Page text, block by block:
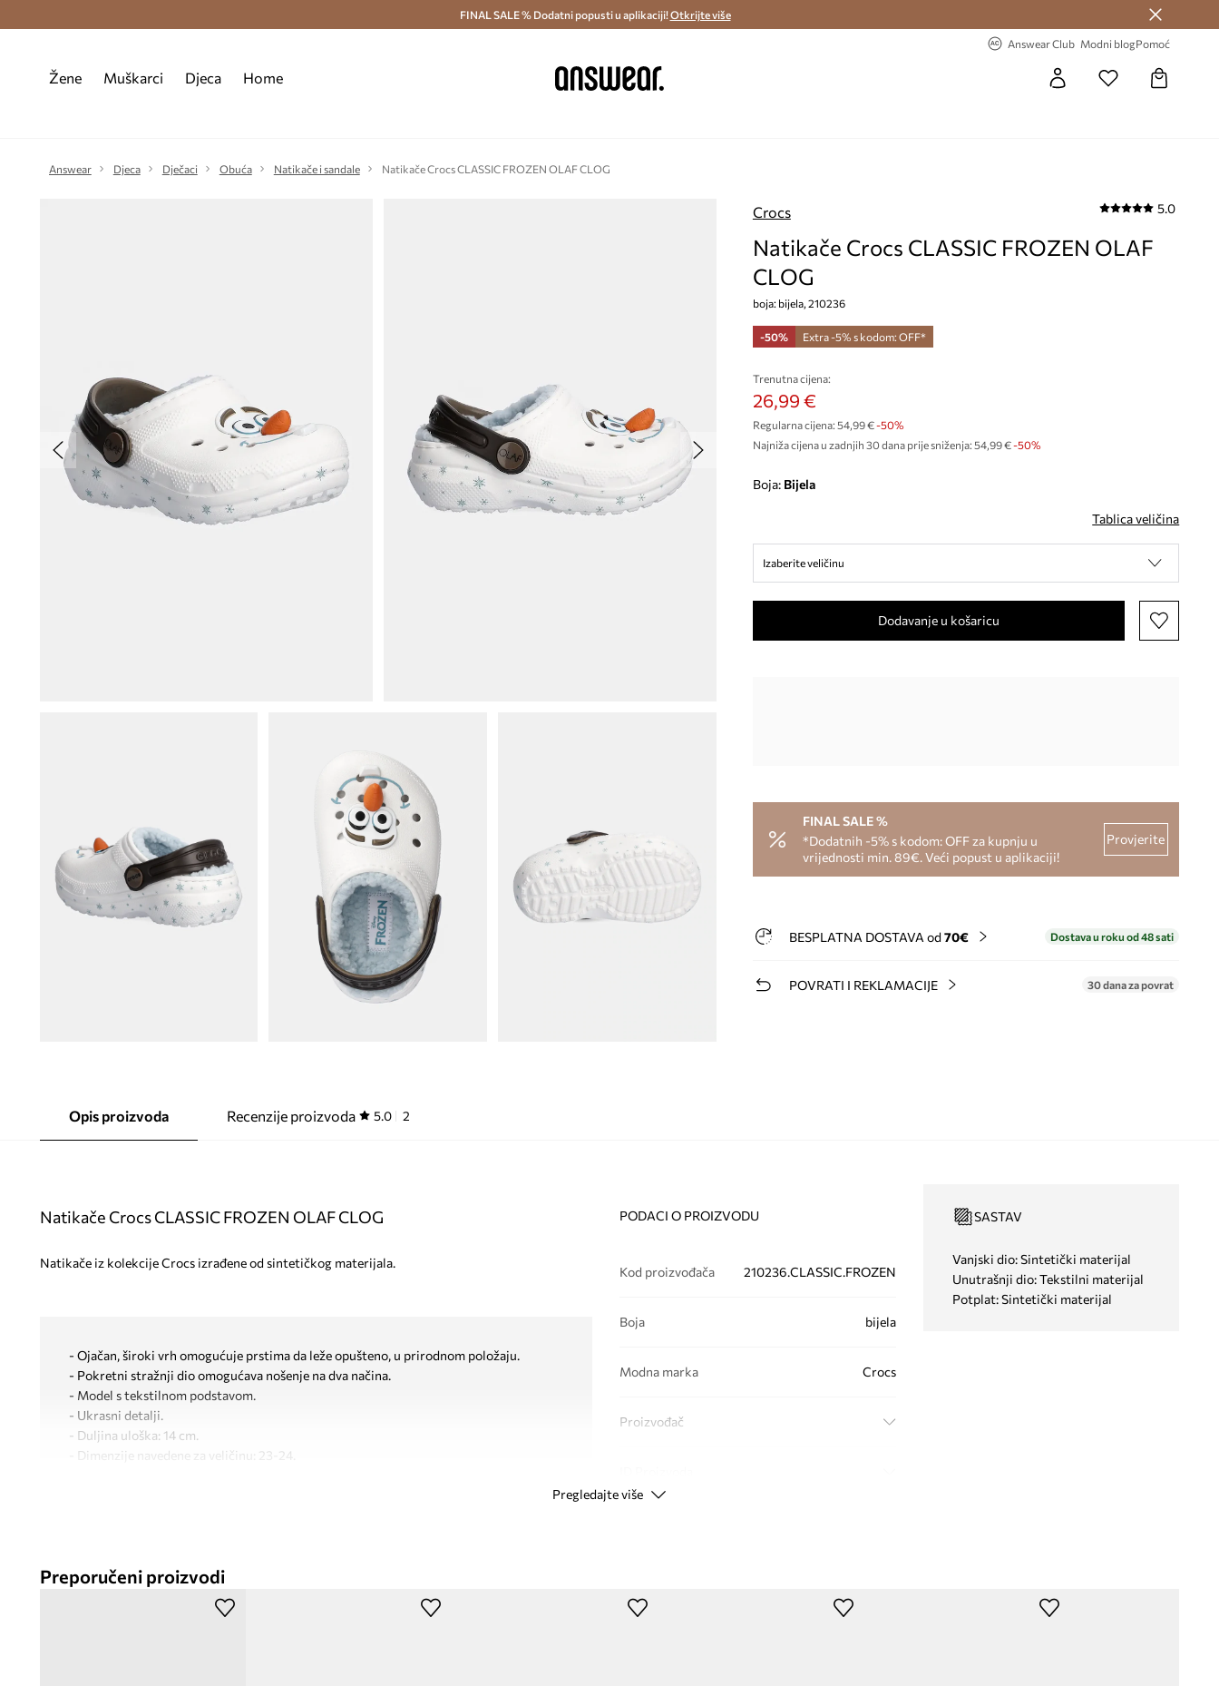
Besplatna dostava i povrat (od 70€) > Dostava u roku 48 sati >
FINAL SALE % Dodatni popusti u aplikaciji!Otkrijte više
Answear Club Modni blogPomoć
Žene Muškarci Djeca Home
Answear Djeca Dječaci Obuća Natikače i sandale Natikače Crocs CLASSIC FROZEN OLAF CLOG
Crocs 5.0
Natikače Crocs CLASSIC FROZEN OLAF
CLOG
boja: bijela, 210236
-50% Extra -5% s kodom: OFF*
Trenutna cijena:
26,99 €
Regularna cijena: 54,99 €-50%
Najniža cijena u zadnjih 30 dana prije sniženja: 54,99 € -50%
Boja: bijela
Tablica veličina
Izaberite veličinu
Dodavanje u košaricu
FINAL SALE %
*Dodatnih -5% s kodom: OFF za kupnju u
vrijednosti min. 89€. Veći popust u aplikaciji!
Provjerite
BESPLATNA DOSTAVA od 70€ Dostava u roku od 48 sati
POVRATI I REKLAMACIJE 30 dana za povrat
Opis proizvoda Recenzije proizvoda 5.0 2
Natikače Crocs CLASSIC FROZEN OLAF CLOG
Natikače iz kolekcije Crocs izrađene od sintetičkog materijala.
- Ojačan, široki vrh omogućuje prstima da leže opušteno, u prirodnom položaju.
- Pokretni stražnji dio omogućava nošenje na dva načina.
- Model s tekstilnom podstavom.
- Ukrasni detalji.
- Duljina uloška: 14 cm.
- Dimenzije navedene za veličinu: 23-24.
PODACI O PROIZVODU
Kod proizvođača 210236.CLASSIC.FROZEN
Boja bijela
Modna marka Crocs
Proizvođač
SASTAV
Vanjski dio: Sintetički materijal
Unutrašnji dio: Tekstilni materijal
Potplat: Sintetički materijal
Pregledajte više
Preporučeni proizvodi